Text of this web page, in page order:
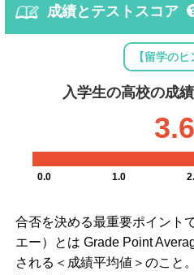
成績とテストスコア
【留学の
入学生の高校の成
3.6
0.0 1.0
合否を決める最重要ポイント
エー）とは Grade Point
される＜成績平均値＞のこと